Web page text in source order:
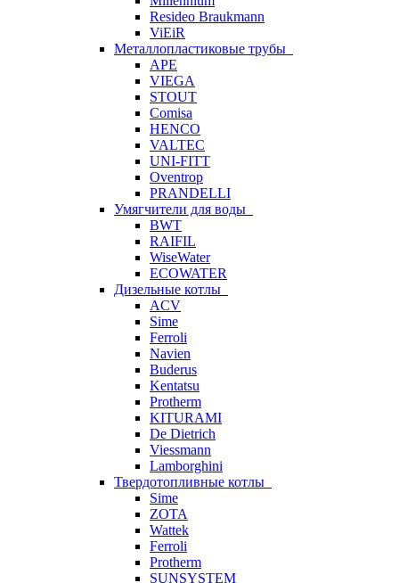
Resideo Braukmann
ViEiR
Металлопластиковые трубы
APE
VIEGA
STOUT
Comisa
HENCO
VALTEC
UNI-FITT
Oventrop
PRANDELLI
Умягчители для воды
BWT
RAIFIL
WiseWater
ECOWATER
Дизельные котлы
ACV
Sime
Ferroli
Navien
Buderus
Kentatsu
Protherm
KITURAMI
De Dietrich
Viessmann
Lamborghini
Твердотопливные котлы
Sime
ZOTA
Wattek
Ferroli
Protherm
SUNSYSTEM